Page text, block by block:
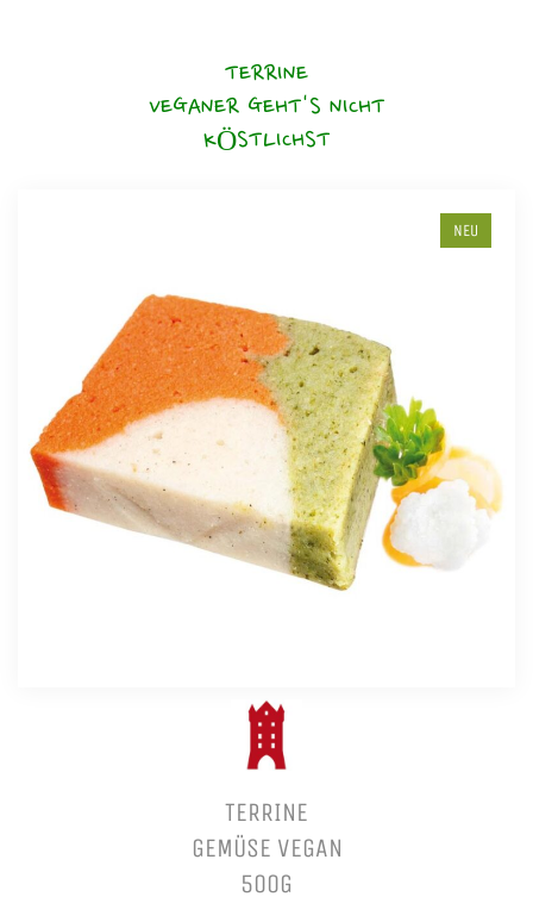
TERRINE
VEGANER GEHT'S NICHT
KÖSTLICHST
NEU
TERRINE
GEMÜSE VEGAN
500G